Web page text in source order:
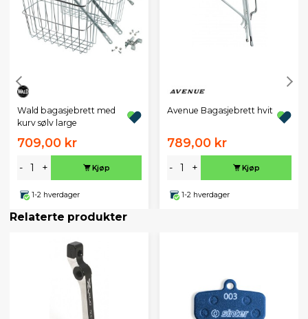
Wald bagasjebrett med
kurv sølv large
709,00 kr
- + Kjøp
1-2 hverdager
Avenue Bagasjebrett hvit
789,00 kr
- + Kjøp
1-2 hverdager
Relaterte produkter